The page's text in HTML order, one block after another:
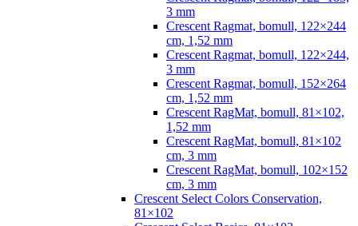
3 mm
Crescent Ragmat, bomull, 122×244
cm, 1,52 mm
Crescent Ragmat, bomull, 122×244,
3 mm
Crescent Ragmat, bomull, 152×264
cm, 1,52 mm
Crescent RagMat, bomull, 81×102,
1,52 mm
Crescent RagMat, bomull, 81×102
cm, 3 mm
Crescent RagMat, bomull, 102×152
cm, 3 mm
Crescent Select Colors Conservation,
81×102